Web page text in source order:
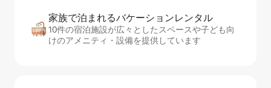
家族で泊まれるバ⁠ケ⁠ー⁠シ⁠ョ⁠ンレ⁠ン⁠タ⁠ル
10件の宿泊施設が広々としたスペースや子ども向
けのアメニティ・設備を提供しています